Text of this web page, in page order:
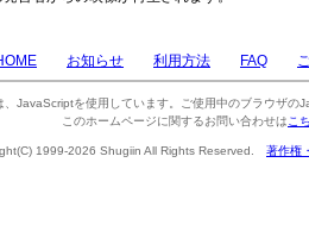
お知らせ 利用方法 FAQ
、JavaScriptを使用しています。ご使用中のブラウザの
このホームページに関するお問い合わせは こ
1999-2026 Shugiin All Rights Reserved. 著作権